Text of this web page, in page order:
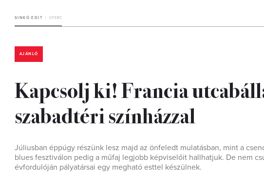
SINKÓ EDIT 3 PERC
AJÁNLÓ
Kapcsolj ki! Francia
szabadtéri színházzal
Júliusban éppúgy részünk lesz majd az önfeledt mulatásban, mint a
blues fesztiválon pedig a műfaj legjobb képviselőit hallhatjuk. De nem
évfordulóján pályatársai egy megható esttel készülnek.